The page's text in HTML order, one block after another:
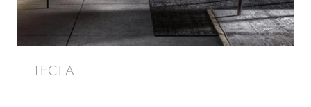
TECLA